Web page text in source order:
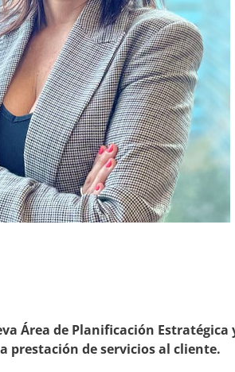
Área de Planificación Estratégica
prestación de servicios al cliente.